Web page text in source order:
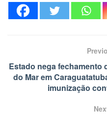
Estado nega fechamento
do Mar em
imunização